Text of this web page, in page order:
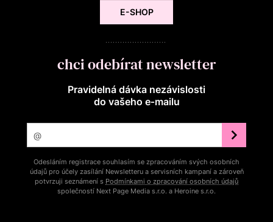
E-SHOP
chci odebírat newsletter
Pravidelná dávka nezávislosti
do vašeho e‑mailu
Odesláním registrace souhlasím se zpracováním svých osobních
údajů pro účely zasílání Newsletteru a servisních kampaní a zároveň
potvrzuji seznámení s Podmínkami o zpracování osobních údajů
společností Next Page Media s.r.o. a Heroine s.r.o.